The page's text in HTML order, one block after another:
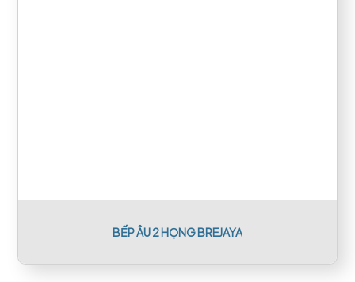
BẾP ÂU 2 HỌNG BREJAYA